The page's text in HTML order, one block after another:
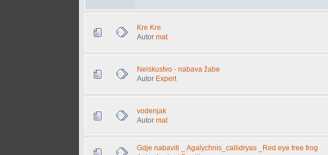
Kre Kre
Autormat
Neiskustvo - nabava žabe
Autor Expert
vodenjak
Autormat
Gdje nabaviti _ Agalychnis_callidryas _Red eye tree frog